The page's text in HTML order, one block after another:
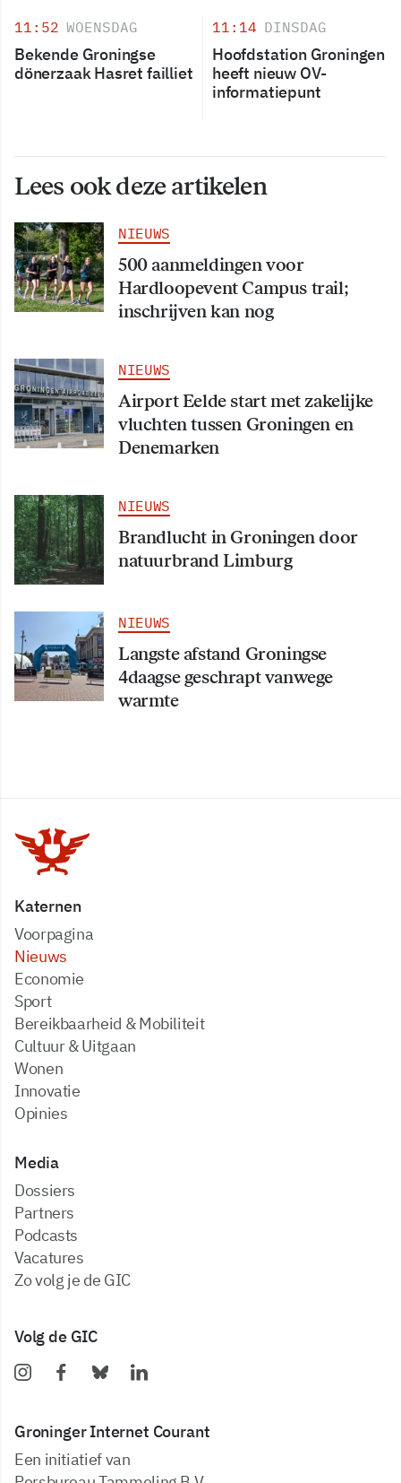
11:52 WOENSDAG
Bekende Groningse
dönerzaak Hasret failliet
11:14 DINSDAG
Hoofdstation Groningen
heeft nieuw OV-
informatiepunt
Lees ook deze artikelen
NIEUWS
500 aanmeldingen voor
Hardloopevent Campus trail;
inschrijven kan nog
NIEUWS
Airport Eelde start met zakelijke
vluchten tussen Groningen en
Denemarken
NIEUWS
Brandlucht in Groningen door
natuurbrand Limburg
NIEUWS
Langste afstand Groningse
4daagse geschrapt vanwege
warmte
Katernen
Voorpagina
Nieuws
Economie
Sport
Bereikbaarheid & Mobiliteit
Cultuur & Uitgaan
Wonen
Innovatie
Opinies
Media
dossiers
partners
podcasts
vacatures
zo volg je de GIC
Volg de GIC
Groninger Internet Courant
Een initiatief van